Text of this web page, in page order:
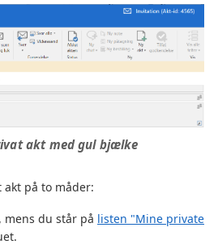
akt med gul bjælke
på to måder:
mens du står på listen "Mine private